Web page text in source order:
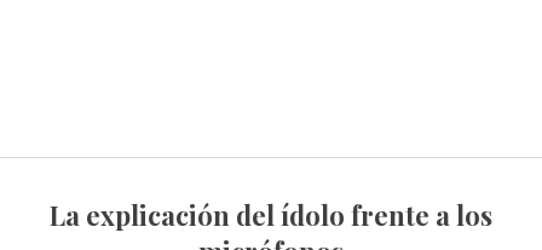
La explicación del ídolo frente a los